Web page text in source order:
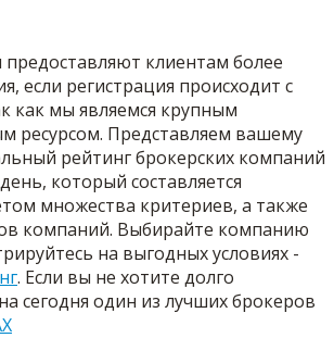
клиентам более
если регистрация происходит с
как мы являемся крупным
ресурсом. Представляем вашему
рейтинг брокерских компаний
который составляется
множества критериев, а также
компаний. Выбирайте компанию
на выгодных условиях -
. Если вы не хотите долго
сегодня один из лучших брокеров